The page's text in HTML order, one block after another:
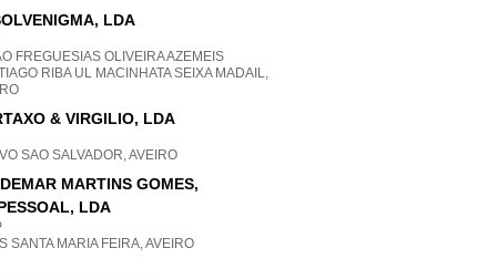
LDA
FREGUESIAS OLIVEIRA AZEMEIS
RIBA UL MACINHATA SEIXA MADAIL,
& VIRGILIO, LDA
SAO SALVADOR, AVEIRO
MARTINS GOMES,
LDA
SANTA MARIA FEIRA, AVEIRO